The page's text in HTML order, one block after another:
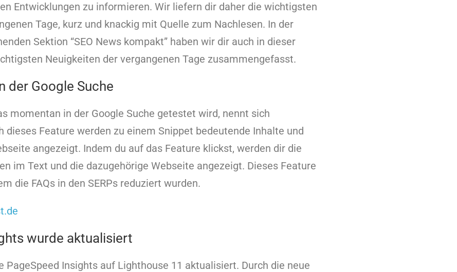
Entwicklungen zu informieren. Wir liefern dir daher die wichtigsten
Tage, kurz und knackig mit Quelle zum Nachlesen. In der
Sektion “SEO News kompakt” haben wir dir auch in dieser
Neuigkeiten der vergangenen Tage zusammengefasst.
der Google Suche
momentan in der Google Suche getestet wird, nennt sich
dieses Feature werden zu einem Snippet bedeutende Inhalte und
angezeigt. Indem du auf das Feature klickst, werden dir die
im Text und die dazugehörige Webseite angezeigt. Dieses Feature
die FAQs in den SERPs reduziert wurden.
wurde aktualisiert
PageSpeed Insights auf Lighthouse 11 aktualisiert. Durch die neue